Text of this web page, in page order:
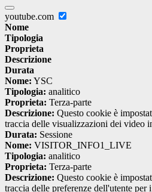
youtube.com
Nome
Tipologia
Proprieta
Descrizione
Durata
Nome: YSC
Tipologia: analitico
Proprieta: Terza-parte
Descrizione: Questo cookie è
traccia delle visualizzazioni dei video
Durata: Sessione
Nome: VISITOR_INFO1_LIVE
Tipologia: analitico
Proprieta: Terza-parte
Descrizione: Questo cookie è
traccia delle preferenze dell'utente